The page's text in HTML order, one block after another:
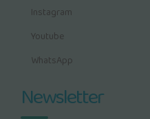
Instagram
Youtube
WhatsApp
Newsletter